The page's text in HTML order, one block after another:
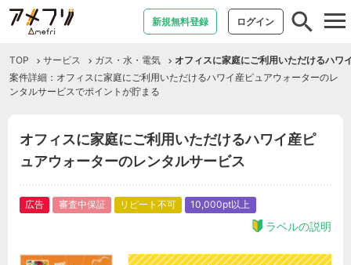
新規無料登録 ログイン
TOP サービス ガス・水・電気
オフィスに家庭にご利用いただけるハワ
案件詳細：オフィスに家庭にご利用いただけるハワイ産ピュアウォーターのレ
ンタルサービスでポイントが貯まる
オフィスに家庭にご利用いただけるハワイ産ピ
ュアウォーターのレンタルサービス
広告 審査中保証 リピート不可 10,000pt以上
ラベルの説明